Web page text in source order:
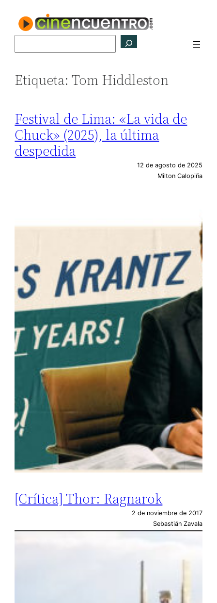
contenido
Etiqueta:Tom Hiddleston
Festival de Lima: «La vida de
Chuck» (2025), la última
despedida
12 de agosto de 2025
Milton Calopiña
[Crítica] Thor: Ragnarok
2 de noviembre de 2017
Sebastián Zavala